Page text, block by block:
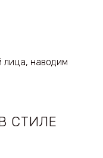
лица, наводим
СТИЛЕ